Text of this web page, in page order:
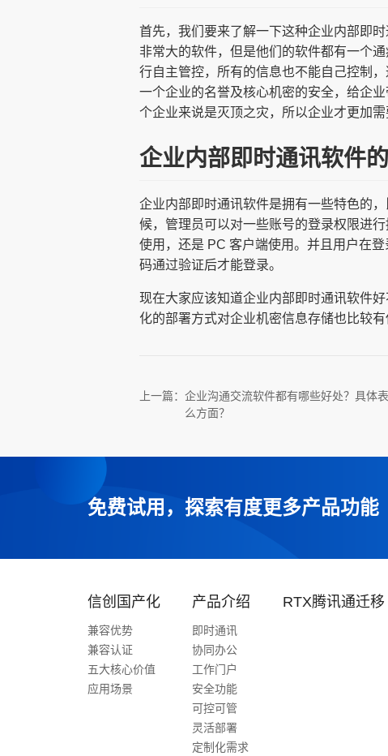
首先，我们要来了解一下这种企业内部即
非常大的软件，但是他们的软件都有一个
行自主管控，所有的信息也不能自己控制
一个企业的名誉及核心机密的安全，给企
个企业来说是灭顶之灾，所以企业才更加
企业内部即时通讯软件
企业内部即时通讯软件是拥有一些特色的
候，管理员可以对一些账号的登录权限进
使用，还是 PC 客户端使用。并且用户在
码通过验证后才能登录。
现在大家应该知道企业内部即时通讯软件
化的部署方式对企业机密信息存储也比较
上一篇： 企业沟通交流软件都有哪些好处？具体
么方面？
免费试用，探索有度更多产品功能
信创国产化
兼容优势
兼容认证
五大核心价值
应用场景
产品介绍
即时通讯
协同办公
工作门户
安全功能
可控可管
灵活部署
定制化需求
RTX腾讯通迁移